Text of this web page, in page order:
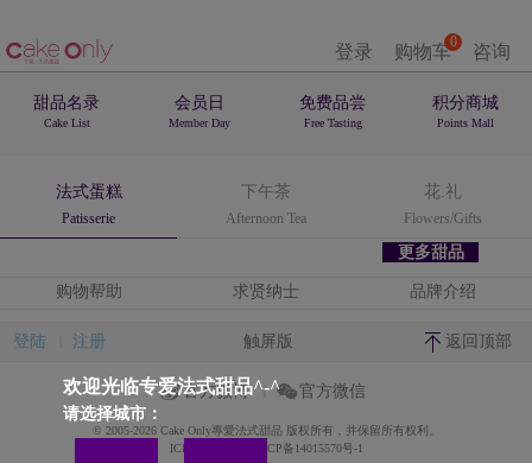
登录 0
购物车 咨询
甜品名录
Cake List
会员日
Member Day
免费品尝
Free Tasting
积分商城
Points Mall
法式蛋糕
Patisserie
下午茶
Afternoon Tea
花.礼
Flowers/Gifts
更多甜品
欢迎光临专爱法式甜品^-^
请选择城市：
购物帮助 求贤纳士 品牌介绍
登陆 注册 触屏版 返回顶部
官方微博 官方微信
© 2005-2026 Cake Only專愛法式甜品 版权所有，并保留所有权利。
ICP备案证书号:粤ICP备14015570号-1